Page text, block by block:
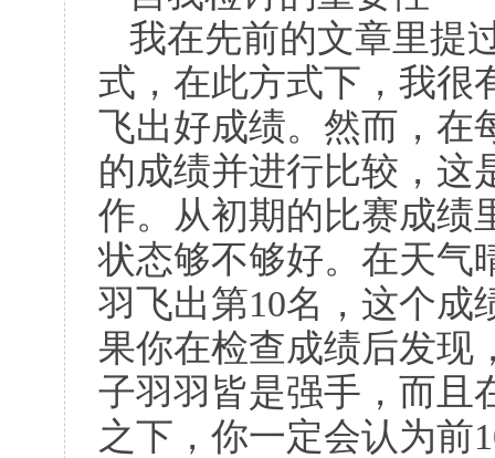
我在先前的文章里提
式，在此方式下，我很
飞出好成绩。然而，在
的成绩并进行比较，这
作。从初期的比赛成绩
状态够不够好。在天气
羽飞出第10名，这个成
果你在检查成绩后发现
子羽羽皆是强手，而且
之下，你一定会认为前